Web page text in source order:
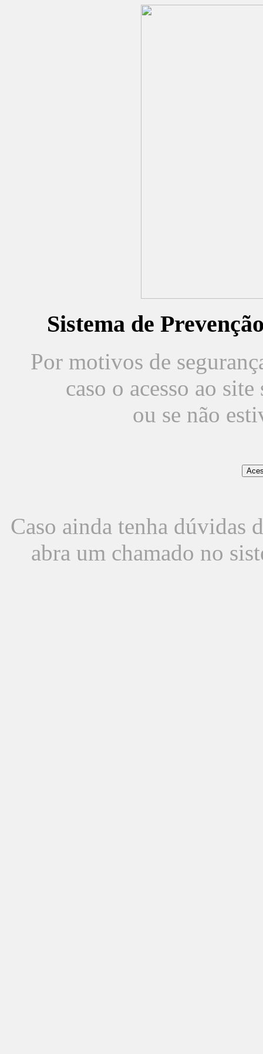
Sistema de
Por motivos de
caso o acesso ao
ou se não
Caso ainda tenha dúvidas
abra um chamado no